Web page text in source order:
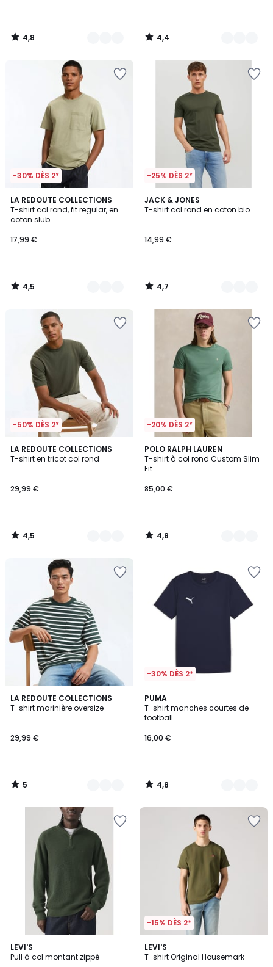
4,8
/
4,4
/
-30% DÈS 2*
LA REDOUTE COLLECTIONS
T-shirt col rond, fit regular, en
coton slub
17,99 €
4,5
/ 5
2
Couleurs
4,5
/
-25% DÈS 2*
JACK & JONES
T-shirt col rond en coton bio
14,99 €
4,7
/ 5
4
Couleurs
4,7
/
-50% DÈS 2*
LA REDOUTE COLLECTIONS
T-shirt en tricot col rond
29,99 €
4,5
/ 5
3
Couleurs
4,5
/
-20% DÈS 2*
POLO RALPH LAUREN
T-shirt à col rond Custom Slim
Fit
85,00 €
4,8
/ 5
12
Couleurs
4,8
/
LA REDOUTE COLLECTIONS
T-shirt marinière oversize
29,99 €
5
/
2
Couleurs
5
/
-30% DÈS 2*
PUMA
T-shirt manches courtes de
football
16,00 €
4,8
/ 5
6
Couleurs
4,8
/
LEVI'S
Pull à col montant zippé
5
/
2
Couleurs
-15% DÈS 2*
LEVI'S
T-shirt Original Housemark
4,6
/ 5
4
Couleurs